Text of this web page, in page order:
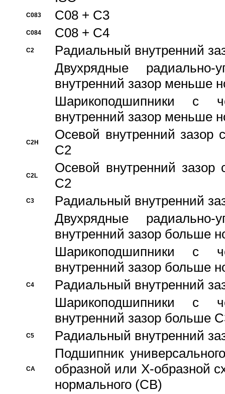
C083 C08 + C3
C084 C08 + C4
C2
Pадиальный внутренний
Двухрядные радиально-
внутренний зазор меньше
Шарикоподшипники с
внутренний зазор меньше
C2H
Осевой внутренний зазор
C2
C2L
Осевой внутренний зазор
C2
C3
Pадиальный внутренний
Двухрядные радиально-
внутренний зазор больше
Шарикоподшипники с
внутренний зазор больше
C4
Pадиальный внутренний
Шарикоподшипники с
внутренний зазор больше
C5 Pадиальный внутренний
CA
Подшипник
образной или Х-образной
нормального (CB)